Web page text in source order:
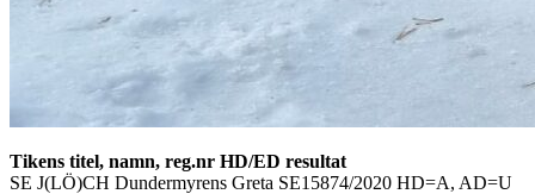
Tikens titel, namn, reg.nr HD/ED resultat
SE J(LÖ)CH Dundermyrens Greta SE15874/2020 HD=A, AD=U